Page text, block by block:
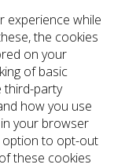
experience while
the cookies
on your
of basic
third-party
how you use
your browser
option to opt-out
these cookies